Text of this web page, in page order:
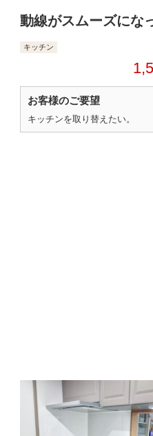
動線がスムーズにな
キッチン
お客様のご要望
キッチンを取り替えたい。